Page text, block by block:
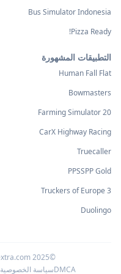
Bus Simulator Indonesia
Pizza Ready!
التطبيقات المشهورة
Human Fall Flat
Bowmasters
Farming Simulator 20
CarX Highway Racing
Truecaller
PPSSPP Gold
Truckers of Europe 3
Duolingo
©2025 Modextra.com جميع الحقوق محفوظة
DMCAسياسة الخصوصية